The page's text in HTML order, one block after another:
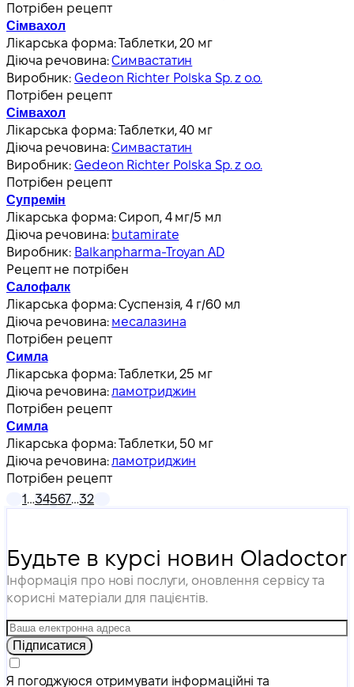
Потрібен рецепт
Сімвахол
Лікарська форма:Таблетки, 20 мг
Діюча речовина:Симвастатин
Виробник:Gedeon Richter Polska Sp. z o.o.
Потрібен рецепт
Сімвахол
Лікарська форма:Таблетки, 40 мг
Діюча речовина:Симвастатин
Виробник:Gedeon Richter Polska Sp. z o.o.
Потрібен рецепт
Супремін
Лікарська форма:Сироп, 4 мг/5 мл
Діюча речовина: butamirate
Виробник: Balkanpharma-Troyan AD
Рецепт не потрібен
Салофалк
Лікарська форма:Суспензія, 4 г/60 мл
Діюча речовина: месалазина
Потрібен рецепт
Симла
Лікарська форма:Таблетки, 25 мг
Діюча речовина:ламотриджин
Потрібен рецепт
Симла
Лікарська форма:Таблетки, 50 мг
Діюча речовина:ламотриджин
Потрібен рецепт
1…34567…32
Будьте в курсі новин Oladoctor
Інформація про нові послуги, оновлення сервісу та
корисні матеріали для пацієнтів.
Підписатися
Я погоджуюся отримувати інформаційні та